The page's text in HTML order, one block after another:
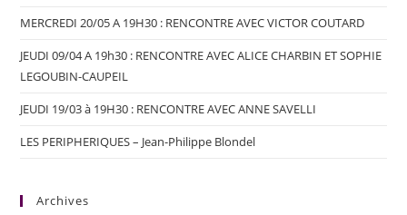
MERCREDI 20/05 A 19H30 : RENCONTRE AVEC VICTOR COUTARD
JEUDI 09/04 A 19h30 : RENCONTRE AVEC ALICE CHARBIN ET SOPHIE
LEGOUBIN-CAUPEIL
JEUDI 19/03 à 19H30 : RENCONTRE AVEC ANNE SAVELLI
LES PERIPHERIQUES – Jean-Philippe Blondel
Archives